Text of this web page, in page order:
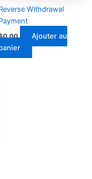
Withdrawal
0.00
Ajouter au